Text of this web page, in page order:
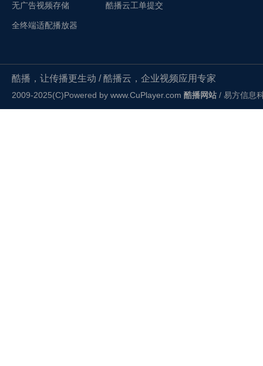
无广告视频存储
全终端适配播放器
酷播云工单提交
酷播，让传播更生动 / 酷播云，企业视频应用专家
2009-2025(C)Powered by www.CuPlayer.com 酷播网站 / 易方信息